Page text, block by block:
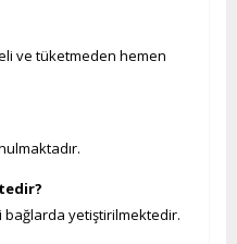
ve tüketmeden hemen
yetiştirilmektedir.